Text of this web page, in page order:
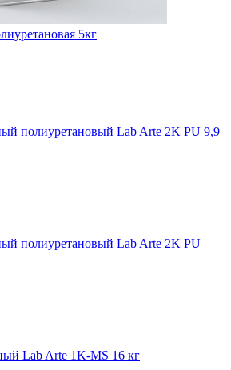
5кг
полиуретановый Lab Arte 2K PU 9,9
полиуретановый Lab Arte 2K PU
Lab Arte 1K-MS 16 кг